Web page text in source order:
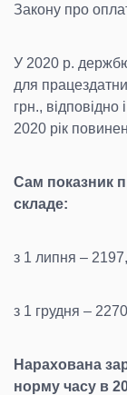
Закону про
У 2020 р.
для
грн., відповідно
2020 рік
Сам показник
складе:
з 1 липня –
з 1 грудня –
Нарахована
норму часу в